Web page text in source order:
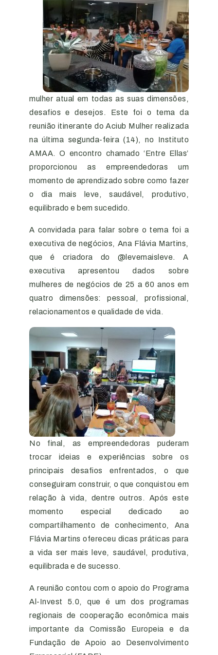
mulher atual em todas as suas dimensões,
desafios e desejos. Este foi o tema da
reunião itinerante do Aciub Mulher realizada
na última segunda-feira (14), no Instituto
AMAA. O encontro chamado ‘Entre Ellas’
proporcionou as empreendedoras um
momento de aprendizado sobre como fazer
o dia mais leve, saudável, produtivo,
equilibrado e bem sucedido.
A convidada para falar sobre o tema foi a
executiva de negócios, Ana Flávia Martins,
que é criadora do @levemaisleve. A
executiva apresentou dados sobre
mulheres de negócios de 25 a 60 anos em
quatro dimensões: pessoal, profissional,
relacionamentos e qualidade de vida.
No final, as empreendedoras puderam
trocar ideias e experiências sobre os
principais desafios enfrentados, o que
conseguiram construir, o que conquistou em
relação à vida, dentre outros. Após este
momento especial dedicado ao
compartilhamento de conhecimento, Ana
Flávia Martins ofereceu dicas práticas para
a vida ser mais leve, saudável, produtiva,
equilibrada e de sucesso.
A reunião contou com o apoio do Programa
Al-Invest 5.0, que é um dos programas
regionais de cooperação econômica mais
importante da Comissão Europeia e da
Fundação de Apoio ao Desenvolvimento